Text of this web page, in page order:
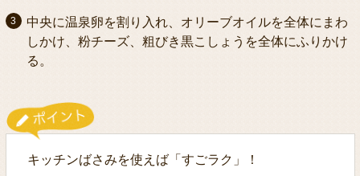
中央に温泉卵を割り入れ、オリーブオイルを全体にまわ
しかけ、粉チーズ、粗びき黒こしょうを全体にふりかけ
る。
キッチンばさみを使えば「すごラク」！